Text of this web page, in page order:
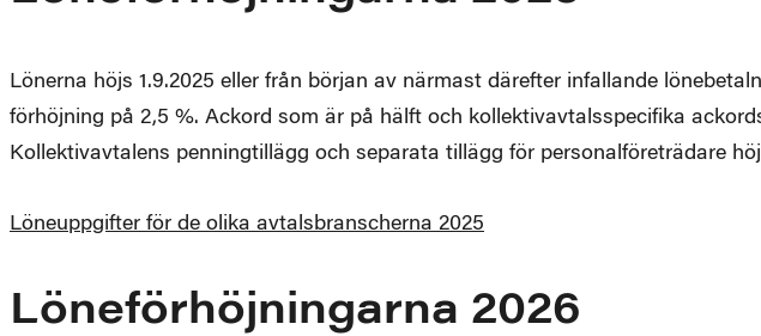
Lönerna höjs 1.9.2025 eller från början av närmast därefter infallande
förhöjning på 2,5 %. Ackord som är på hälft och kollektivavtalsspecifika
Kollektivavtalens penningtillägg och separata tillägg för personalföreträdare
Löneuppgifter för de olika avtalsbranscherna 2025
Löneförhöjningarna 2026